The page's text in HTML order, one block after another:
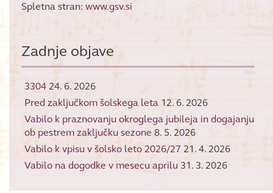
Spletna stran: www.gsv.si
Zadnje objave
3304 24. 6. 2026
Pred zaključkom šolskega leta 12. 6. 2026
Vabilo k praznovanju okroglega jubileja in dogajanju
ob pestrem zaključku sezone 8. 5. 2026
Vabilo k vpisu v šolsko leto 2026/27 21. 4. 2026
Vabilo na dogodke v mesecu aprilu 31. 3. 2026